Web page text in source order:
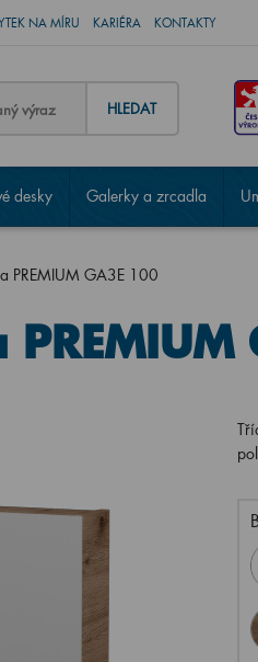
NA MÍRU KARIÉRA KONTAKTY
HLEDAT
desky Galerky a zrcadla
PREMIUM GA3E 100